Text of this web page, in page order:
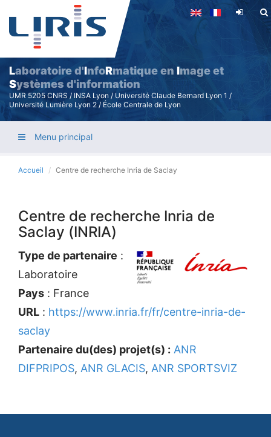
Aller
contenu
principal
Laboratoire d'InfoRmatique en Image et
Systèmes d'information
UMR 5205 CNRS / INSA Lyon / Université Claude Bernard Lyon 1 /
Université Lumière Lyon 2 / École Centrale de Lyon
Menu principal
Accueil Centre de recherche Inria de Saclay
Centre de recherche Inria de
Saclay (INRIA)
Type de partenaire :
Laboratoire
Pays : France
URL : https://www.inria.fr/fr/centre-inria-de-
saclay
Partenaire du(des) projet(s) : ANR
DIFPRIPOS, ANR GLACIS, ANR SPORTSVIZ